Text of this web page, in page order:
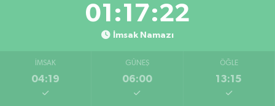
01:17:21
İmsak Namazı
İMSAK
04:19
GÜNEŞ
06:00
ÖĞLE
13:15